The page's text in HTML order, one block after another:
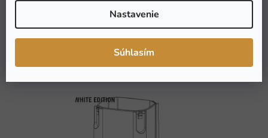
Nastavenie
Súhlasím
hodnotenie
0,0
Podrobnosti hodnotenia
Značka:JBL